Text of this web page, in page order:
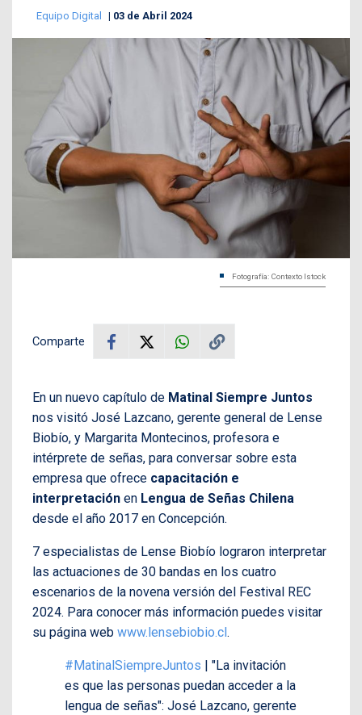
Equipo Digital 03 de Abril 2024
Fotografía: Contexto Istock
Comparte
En un nuevo capítulo de Matinal Siempre Juntos
nos visitó José Lazcano, gerente general de Lense
Biobío, y Margarita Montecinos, profesora e
intérprete de señas, para conversar sobre esta
empresa que ofrece capacitación e
interpretación en Lengua de Señas Chilena
desde el año 2017 en Concepción.
7 especialistas de Lense Biobío lograron interpretar
las actuaciones de 30 bandas en los cuatro
escenarios de la novena versión del Festival REC
2024. Para conocer más información puedes visitar
su página web www.lensebiobio.cl .
#MatinalSiempreJuntos | "La invitación
es que las personas puedan acceder a la
lengua de señas": José Lazcano, gerente